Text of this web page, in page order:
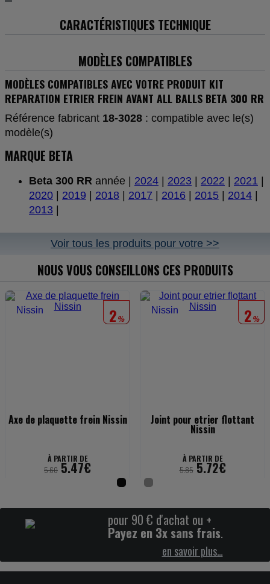
CARACTÉRISTIQUES TECHNIQUE
MODÈLES COMPATIBLES
MODÈLES COMPATIBLES AVEC VOTRE PRODUIT KIT
REPARATION ETRIER FREIN AVANT ALL BALLS BETA 300 RR
Référence fabricant 18-3028 : compatible avec le(s)
modèle(s)
MARQUE BETA
Beta 300 RR année | 2024 2023 2022 2021
2020
2019 2018 2017 2016 2015 2014
2013
Voir tous les produits pour votre >>
NOUS VOUS CONSEILLONS CES PRODUITS
2%
Axe de plaquette frein Nissin
À PARTIR DE
5.605.47€
2%
Joint pour etrier flottant
Nissin
À PARTIR DE
5.855.72€
pour 90 € d'achat ou +
Payez en 3x sans frais.
en savoir plus…